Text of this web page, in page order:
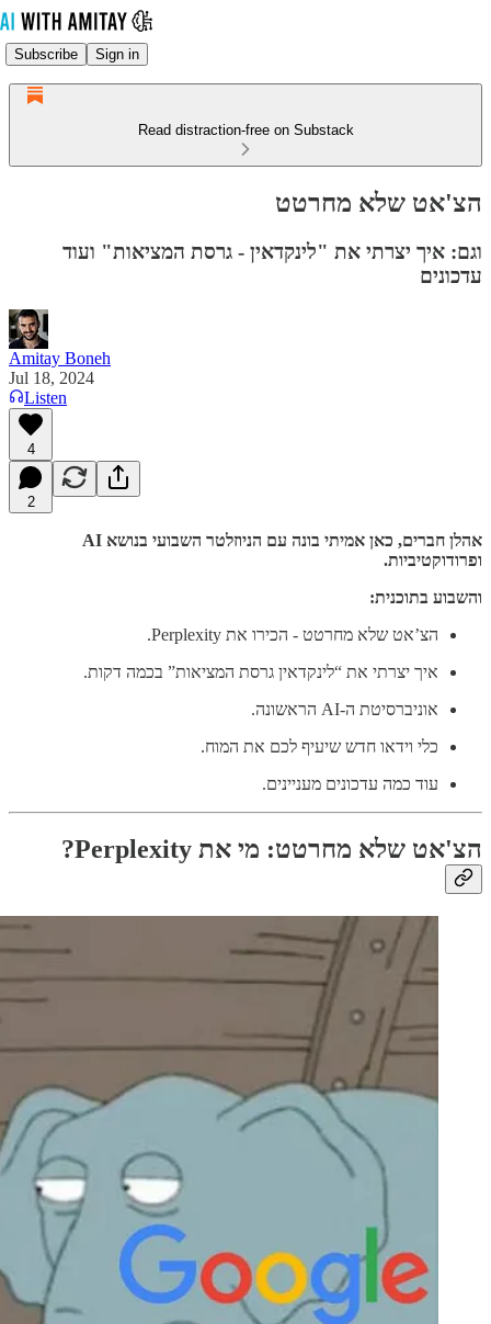
Subscribe Sign in
Read distraction-free on Substack
הצ'אט שלא מחרטט
וגם: איך יצרתי את "לינקדאין - גרסת המציאות" ועוד
עדכונים
Amitay Boneh
Jul 18, 2024
Listen
4
2
אהלן חברים, כאן אמיתי בונה עם הניוזלטר השבועי בנושא AI
ופרודוקטיביות.
והשבוע בתוכנית:
הצ’אט שלא מחרטט - הכירו את Perplexity.
איך יצרתי את “לינקדאין גרסת המציאות” בכמה דקות.
אוניברסיטת ה-AI הראשונה.
כלי וידאו חדש שיעיף לכם את המוח.
עוד כמה עדכונים מעניינים.
הצ'אט שלא מחרטט: מי את Perplexity?